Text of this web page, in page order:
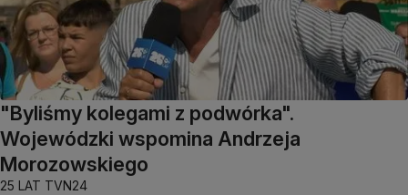
"Byliśmy kolegami z podwórka".
Wojewódzki wspomina Andrzeja
Morozowskiego
25 LAT TVN24